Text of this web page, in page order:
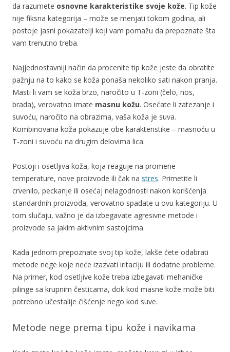
da razumete osnovne karakteristike svoje kože. Tip kože
nije fiksna kategorija – može se menjati tokom godina, ali
postoje jasni pokazatelji koji vam pomažu da prepoznate šta
vam trenutno treba.
Najjednostavniji način da procenite tip kože jeste da obratite
pažnju na to kako se koža ponaša nekoliko sati nakon pranja.
Masti li vam se koža brzo, naročito u T-zoni (čelo, nos,
brada), verovatno imate masnu kožu. Osećate li zatezanje i
suvoću, naročito na obrazima, vaša koža je suva.
Kombinovana koža pokazuje obe karakteristike – masnoću u
T-zoni i suvoću na drugim delovima lica.
Postoji i osetljiva koža, koja reaguje na promene
temperature, nove proizvode ili čak na stres. Primetite li
crvenilo, peckanje ili osećaj nelagodnosti nakon korišćenja
standardnih proizvoda, verovatno spadate u ovu kategoriju. U
tom slučaju, važno je da izbegavate agresivne metode i
proizvode sa jakim aktivnim sastojcima.
Kada jednom prepoznate svoj tip kože, lakše ćete odabrati
metode nege koje neće izazvati iritaciju ili dodatne probleme.
Na primer, kod osetljive kože treba izbegavati mehaničke
pilinge sa krupnim česticama, dok kod masne kože može biti
potrebno učestalije čišćenje nego kod suve.
Metode nege prema tipu kože i navikama